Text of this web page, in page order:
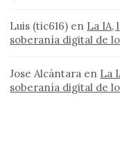
Luis (tic616) en La IA,
soberanía digital de
Jose Alcántara en La
soberanía digital de